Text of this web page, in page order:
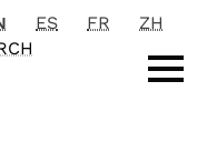
ES FR
ZH